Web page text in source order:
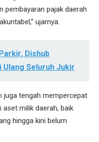
pembayaran pajak daerah
ujarnya.
Dishub
Ulang Seluruh Jukir
juga tengah mempercepat
milik daerah, baik
hingga kini belum